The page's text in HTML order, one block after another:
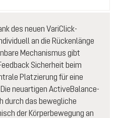
des neuen VariClick-
an die Rückenlänge
Mechanismus gibt
Sicherheit beim
Platzierung für eine
neuartigen ActiveBalance-
durch das bewegliche
der Körperbewegung an